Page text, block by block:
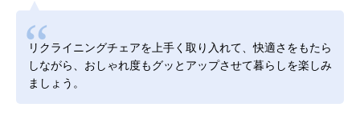
リクライニングチェアを上手く取り入れて、快適さをもたら
しながら、おしゃれ度もグッとアップさせて暮らしを楽しみ
ましょう。